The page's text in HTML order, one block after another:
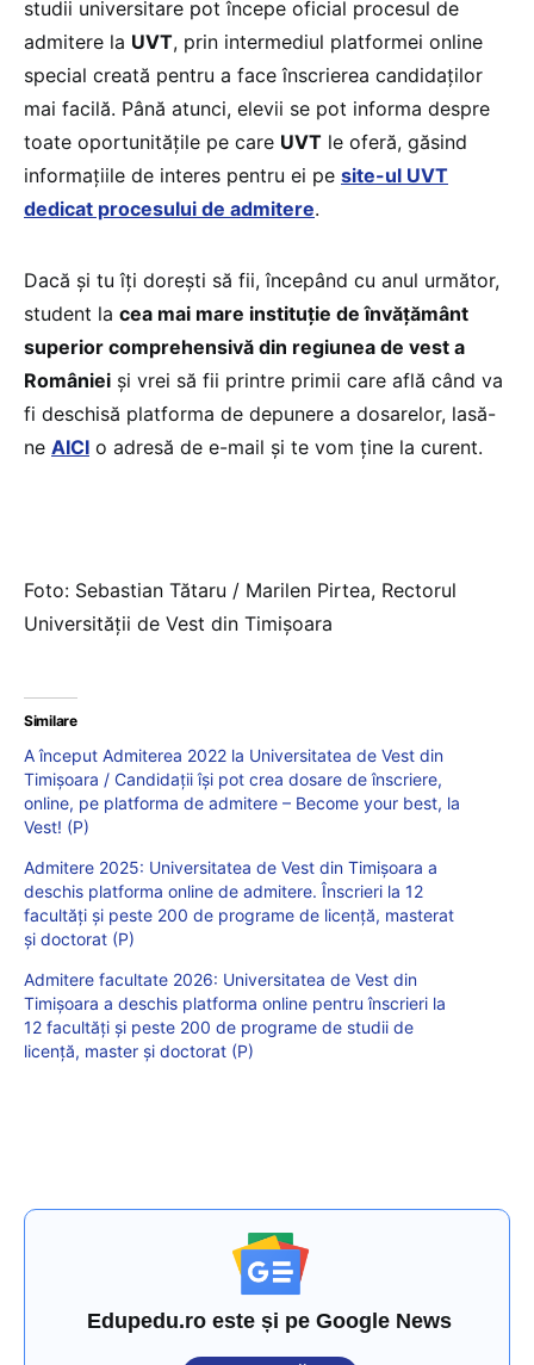
studii universitare pot începe oficial procesul de
admitere la UVT, prin intermediul platformei online
special creată pentru a face înscrierea candidaților
mai facilă. Până atunci, elevii se pot informa despre
toate oportunitățile pe care UVT le oferă, găsind
informațiile de interes pentru ei pe site-ul UVT
dedicat procesului de admitere.
Dacă și tu îți dorești să fii, începând cu anul următor,
student la cea mai mare instituție de învățământ
superior comprehensivă din regiunea de vest a
României și vrei să fii printre primii care află când va
fi deschisă platforma de depunere a dosarelor, lasă-
ne AICI o adresă de e-mail și te vom ține la curent.
Foto: Sebastian Tătaru / Marilen Pirtea, Rectorul
Universității de Vest din Timișoara
Similare
A început Admiterea 2022 la Universitatea de Vest din
Timișoara / Candidații își pot crea dosare de înscriere,
online, pe platforma de admitere – Become your best, la
Vest! (P)
Admitere 2025: Universitatea de Vest din Timișoara a
deschis platforma online de admitere. Înscrieri la 12
facultăți și peste 200 de programe de licență, masterat
și doctorat (P)
Admitere facultate 2026: Universitatea de Vest din
Timișoara a deschis platforma online pentru înscrieri la
12 facultăți și peste 200 de programe de studii de
licență, master și doctorat (P)
Edupedu.ro este și pe Google News